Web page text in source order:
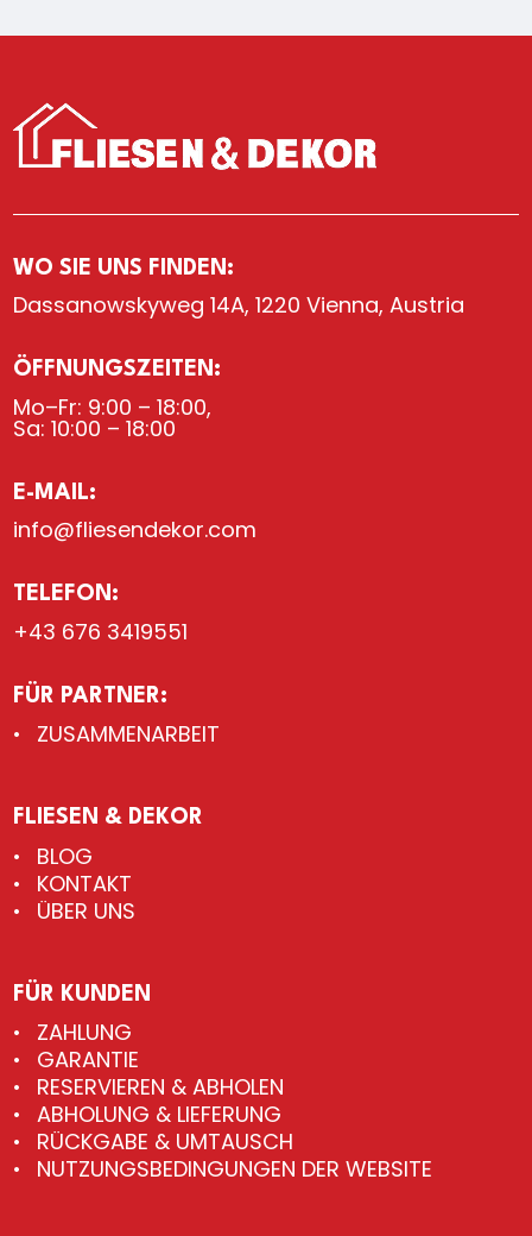
WO SIE UNS FINDEN:
Dassanowskyweg 14A, 1220 Vienna, Austria
ÖFFNUNGSZEITEN:
Mo–Fr: 9:00 – 18:00,
Sa: 10:00 – 18:00
E-MAIL:
info@fliesendekor.com
TELEFON:
+43 676 3419551
FÜR PARTNER:
ZUSAMMENARBEIT
FLIESEN & DEKOR
BLOG
KONTAKT
ÜBER UNS
FÜR KUNDEN
ZAHLUNG
GARANTIE
RESERVIEREN & ABHOLEN
ABHOLUNG & LIEFERUNG
RÜCKGABE & UMTAUSCH
NUTZUNGSBEDINGUNGEN DER WEBSITE